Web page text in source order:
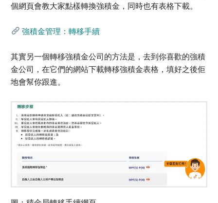
個網頁會教大家點樣轉換強積金，同時也有表格下載。
強積金管理：轉移手續
其實另一個轉移強積金公司的方法是，去到你喜歡的強積
金公司，在它們的網站下載轉移強積金表格，填好之後佢
地會幫你跟進。